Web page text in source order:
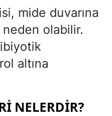
mide duvarına
olabilir.
altına
NELERDIR?